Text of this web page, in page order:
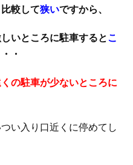
較して狭いですから、
いところに駐車するとこ
・・
の駐車が少ないところに
い入り口近くに停めてし